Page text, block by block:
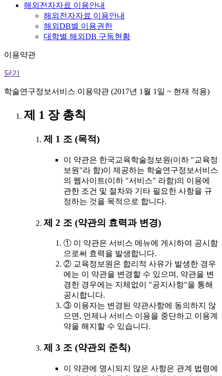
해외전자자료 이용안내
해외전자자료 이용안내
해외DB별 이용권한
대학별 해외DB 구독현황
이용약관
닫기
학술연구정보서비스 이용약관 (2017년 1월 1일 ~ 현재 적용)
제 1 장 총칙
제 1 조 (목적)
이 약관은 한국교육학술정보원(이하 "교육정
보원"라 함)이 제공하는 학술연구정보서비스
의 웹사이트(이하 "서비스" 라함)의 이용에
관한 조건 및 절차와 기타 필요한 사항을 규
정하는 것을 목적으로 합니다.
제 2 조 (약관의 효력과 변경)
① 이 약관은 서비스 메뉴에 게시하여 공시함
으로써 효력을 발생합니다.
② 교육정보원은 합리적 사유가 발생한 경우
에는 이 약관을 변경할 수 있으며, 약관을 변
경한 경우에는 지체없이 "공지사항"을 통해
공시합니다.
③ 이용자는 변경된 약관사항에 동의하지 않
으면, 언제나 서비스 이용을 중단하고 이용계
약을 해지할 수 있습니다.
제 3 조 (약관외 준칙)
이 약관에 명시되지 않은 사항은 관계 법령에